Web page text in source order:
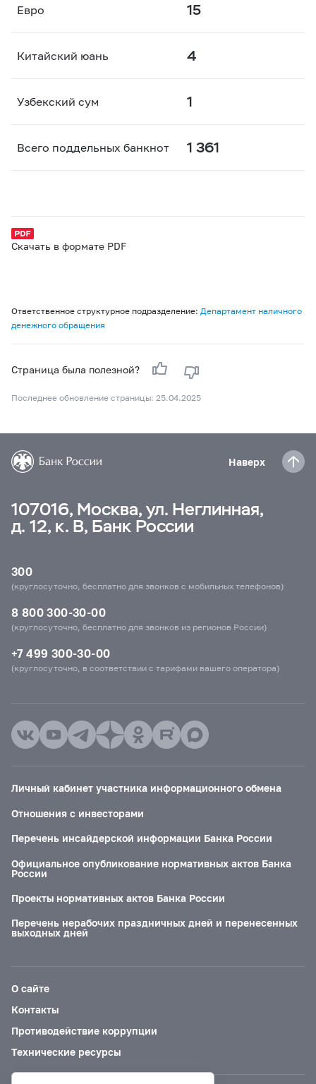
Евро 15
Китайский юань 4
Узбекский сум 1
Всего поддельных банкнот 1 361
Скачать в формате PDF
Ответственное структурное подразделение: Департамент наличного
денежного обращения
Страница была полезной?
Последнее обновление страницы: 25.04.2025
Наверх
107016, Москва, ул. Неглинная,
д. 12, к. В, Банк России
300
(круглосуточно, бесплатно для звонков с мобильных телефонов)
8 800 300-30-00
(круглосуточно, бесплатно для звонков из регионов России)
+7 499 300-30-00
(круглосуточно, в соответствии с тарифами вашего оператора)
Личный кабинет участника информационного обмена
Отношения с инвесторами
Перечень инсайдерской информации Банка России
Официальное опубликование нормативных актов Банка
России
Проекты нормативных актов Банка России
Перечень нерабочих праздничных дней и перенесенных
выходных дней
О сайте
Контакты
Противодействие коррупции
Технические ресурсы